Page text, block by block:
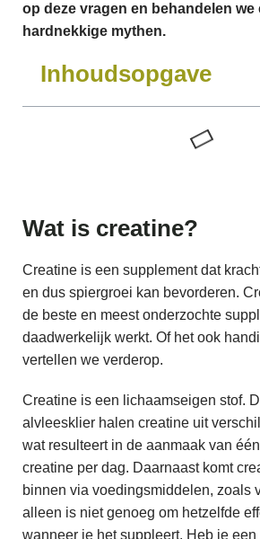
op deze vragen en behandelen we
hardnekkige mythen.
Inhoudsopgave
Wat is creatine?
Creatine is een supplement dat
en dus spiergroei kan bevorderen.
de beste en meest onderzochte
daadwerkelijk werkt. Of het ook
vertellen we verderop.
Creatine is een lichaamseigen stof.
alvleesklier halen creatine uit
wat resulteert in de aanmaak van
creatine per dag. Daarnaast komt
binnen via voedingsmiddelen, zoals
alleen is niet genoeg om hetzelfde
wanneer je het suppleert. Heb je